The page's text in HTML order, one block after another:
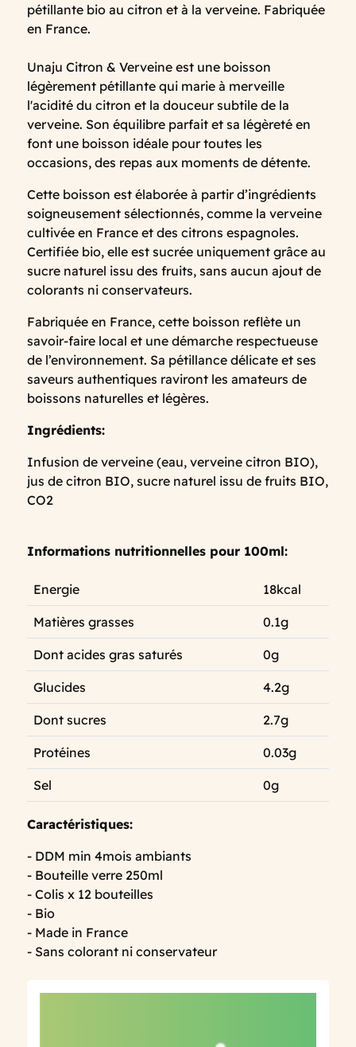
pétillante bio au citron et à la verveine. Fabriquée
en France.
Unaju Citron & Verveine est une boisson
légèrement pétillante qui marie à merveille
l'acidité du citron et la douceur subtile de la
verveine. Son équilibre parfait et sa légèreté en
font une boisson idéale pour toutes les
occasions, des repas aux moments de détente.
Cette boisson est élaborée à partir d’ingrédients
soigneusement sélectionnés, comme la verveine
cultivée en France et des citrons espagnoles.
Certifiée bio, elle est sucrée uniquement grâce au
sucre naturel issu des fruits, sans aucun ajout de
colorants ni conservateurs.
Fabriquée en France, cette boisson reflète un
savoir-faire local et une démarche respectueuse
de l’environnement. Sa pétillance délicate et ses
saveurs authentiques raviront les amateurs de
boissons naturelles et légères.
Ingrédients:
Infusion de verveine (eau, verveine citron BIO),
jus de citron BIO, sucre naturel issu de fruits BIO,
CO2
Informations nutritionnelles pour 100ml:
Energie 18kcal
Matières grasses 0.1g
Dont acides gras saturés 0g
Glucides 4.2g
Dont sucres 2.7g
Protéines 0.03g
Sel 0g
Caractéristiques:
- DDM min 4mois ambiants
- Bouteille verre 250ml
- Colis x 12 bouteilles
- Bio
- Made in France
- Sans colorant ni conservateur